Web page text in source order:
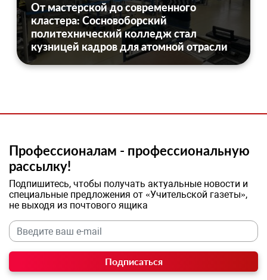
От мастерской до современного
кластера: Сосновоборский
политехнический колледж стал
кузницей кадров для атомной отрасли
Профессионалам - профессиональную
рассылку!
Подпишитесь, чтобы получать актуальные новости и
специальные предложения от «Учительской газеты»,
не выходя из почтового ящика
Подписаться